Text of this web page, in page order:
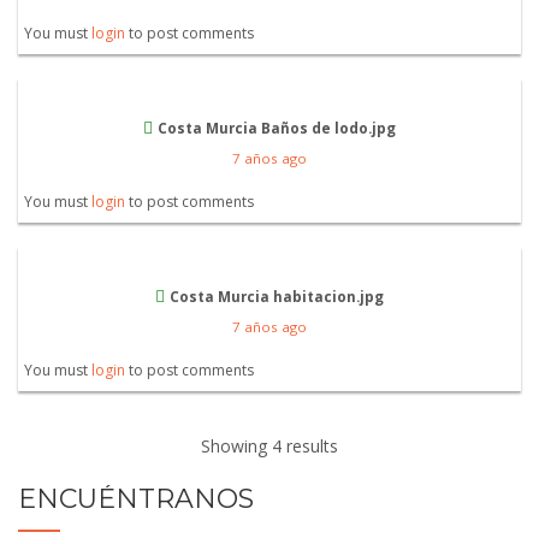
You must login to post comments
Costa Murcia Baños de lodo.jpg
7 años ago
You must login to post comments
Costa Murcia habitacion.jpg
7 años ago
You must login to post comments
Showing 4 results
ENCUÉNTRANOS